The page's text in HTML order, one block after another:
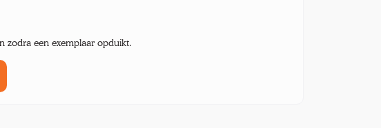
zodra een exemplaar opduikt.